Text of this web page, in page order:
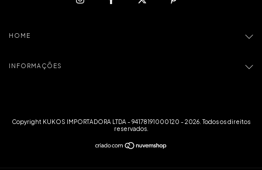
HOME
INFORMAÇÕES
Copyright KUKOS IMPORTADORA LTDA - 94178191000120 - 2026. Todos os direitos
reservados.